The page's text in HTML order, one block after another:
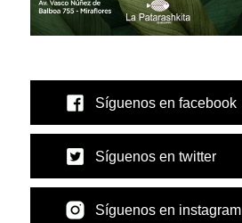
Síguenos en facebook
Síguenos en twitter
Síguenos en instagram